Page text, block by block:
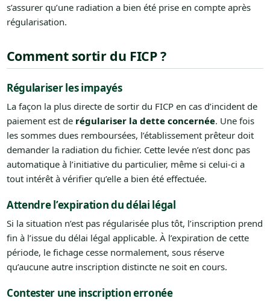
s’assurer qu’une radiation a bien été prise en compte après
régularisation.
Comment sortir du FICP ?
Régulariser les impayés
La façon la plus directe de sortir du FICP en cas d’incident de
paiement est de régulariser la dette concernée. Une fois
les sommes dues remboursées, l’établissement prêteur doit
demander la radiation du fichier. Cette levée n’est donc pas
automatique à l’initiative du particulier, même si celui-ci a
tout intérêt à vérifier qu’elle a bien été effectuée.
Attendre l’expiration du délai légal
Si la situation n’est pas régularisée plus tôt, l’inscription prend
fin à l’issue du délai légal applicable. À l’expiration de cette
période, le fichage cesse normalement, sous réserve
qu’aucune autre inscription distincte ne soit en cours.
Contester une inscription erronée